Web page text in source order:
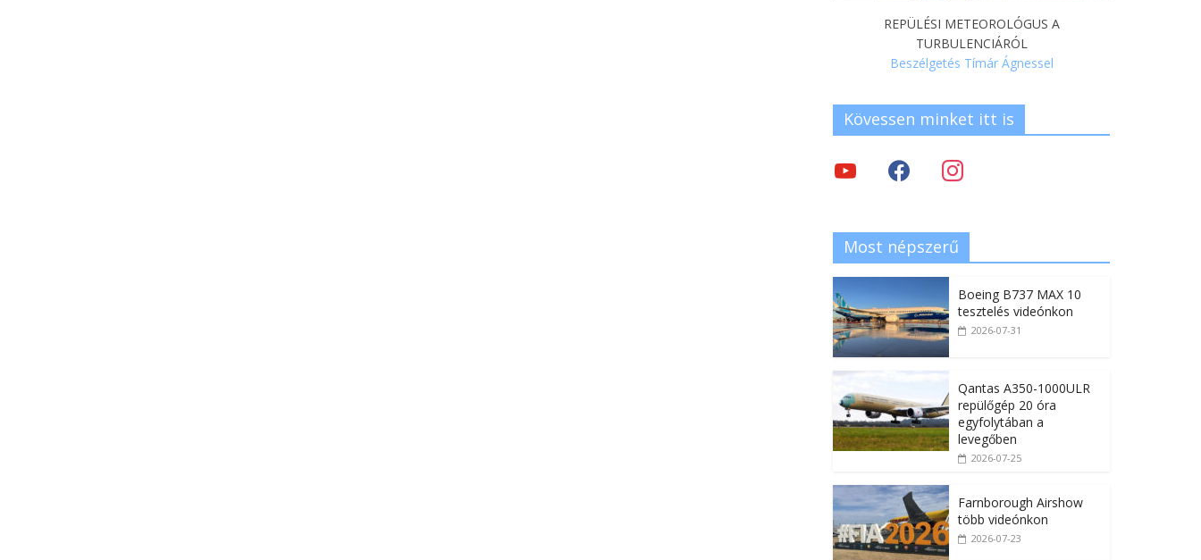
REPÜLÉSI METEOROLÓGUS A
TURBULENCIÁRÓL
Beszélgetés Tímár Ágnessel
Kövessen minket itt is
Most népszerű
Boeing B737 MAX 10
tesztelés videónkon
2026-07-31
Qantas A350-1000ULR
repülőgép 20 óra
egyfolytában a
levegőben
2026-07-25
Farnborough Airshow
több videónkon
2026-07-23